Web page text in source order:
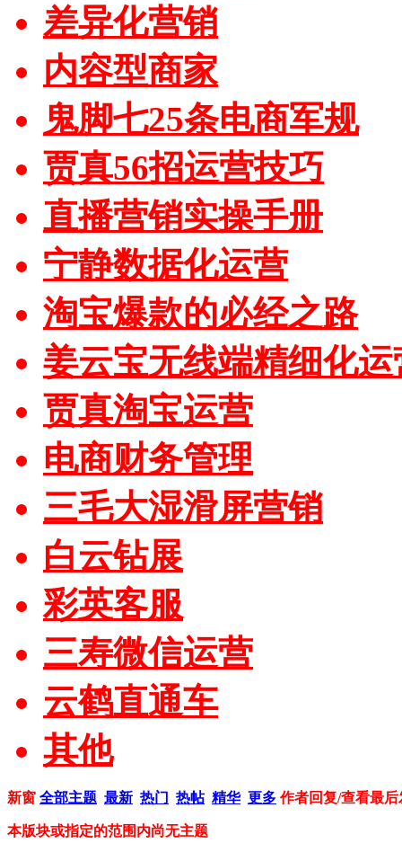
差异化营销
内容型商家
鬼脚七25条电商军规
贾真56招运营技巧
直播营销实操手册
宁静数据化运营
淘宝爆款的必经之路
姜云宝无线端精细化运
贾真淘宝运营
电商财务管理
三毛大湿滑屏营销
白云钻展
彩英客服
三寿微信运营
云鹤直通车
其他
新窗 全部主题 最新 热门 热帖 精华 更多 作者回复/查看最后
本版块或指定的范围内尚无主题